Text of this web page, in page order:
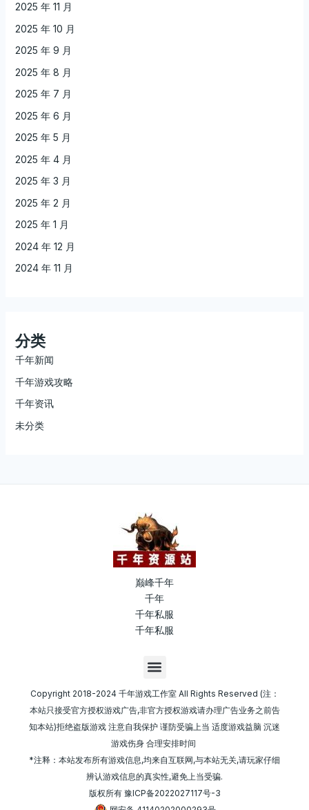
2025 年 11 月
2025 年 10 月
2025 年 9 月
2025 年 8 月
2025 年 7 月
2025 年 6 月
2025 年 5 月
2025 年 4 月
2025 年 3 月
2025 年 2 月
2025 年 1 月
2024 年 12 月
2024 年 11 月
分类
千年新闻
千年游戏攻略
千年资讯
未分类
巅峰千年
千年
千年私服
千年私服
M
e
n
u
Copyright 2018-2024 千年游戏工作室 All Rights Reserved (注：
本站只接受官方授权游戏广告,非官方授权游戏请办理广告业务之前告
知本站)拒绝盗版游戏 注意自我保护 谨防受骗上当 适度游戏益脑 沉迷
游戏伤身 合理安排时间
*注释：本站发布所有游戏信息,均来自互联网,与本站无关,请玩家仔细
辨认游戏信息的真实性,避免上当受骗.
版权所有 豫ICP备2022027117号-3